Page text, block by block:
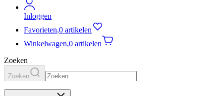
Inloggen
Favorieten,0 artikelen
Winkelwagen,0 artikelen
Zoeken
Zoeken